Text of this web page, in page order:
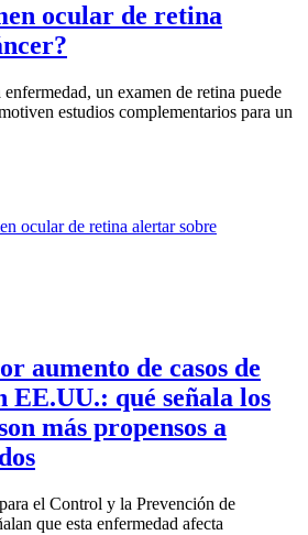
ocular de retina
un examen de retina puede
estudios complementarios para un
aumento de casos de
EE.UU.: qué señala los
más propensos a
el Control y la Prevención de
que esta enfermedad afecta